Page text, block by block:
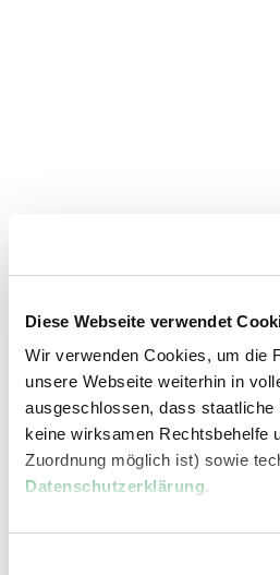
Diese Webseite verwendet
Wir verwenden Cookies, um die
unsere Webseite weiterhin in
ausgeschlossen, dass staatliche
keine wirksamen Rechtsbehelfe
Zuordnung möglich ist) sowie
Datenschutzerklärung.